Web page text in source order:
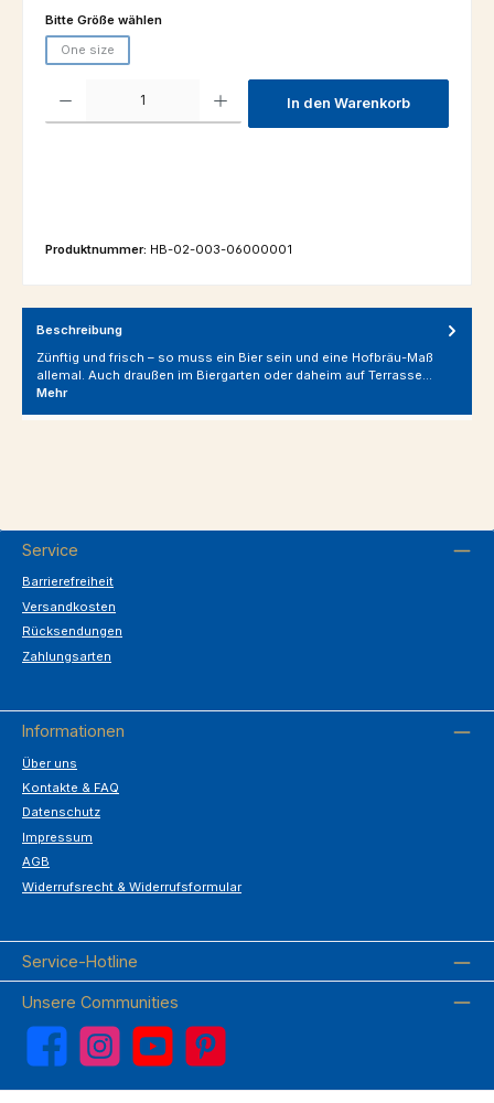
Bitte Größe wählenauswählen
One size
Produkt Anzahl: Gib den gewünschten Wert ein oder benutze die
In den Warenkorb
Produktnummer: HB-02-003-06000001
Beschreibung
Zünftig und frisch – so muss ein Bier sein und eine Hofbräu-Maß
allemal. Auch draußen im Biergarten oder daheim auf Terrasse…
Mehr
Service
Barrierefreiheit
Versandkosten
Rücksendungen
Zahlungsarten
Informationen
Über uns
Kontakte & FAQ
Datenschutz
Impressum
AGB
Widerrufsrecht & Widerrufsformular
Service-Hotline
Unsere Communities
Facebook Instagram YouTube Pinterest